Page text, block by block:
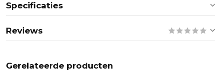
Specificaties
Reviews
Gerelateerde producten